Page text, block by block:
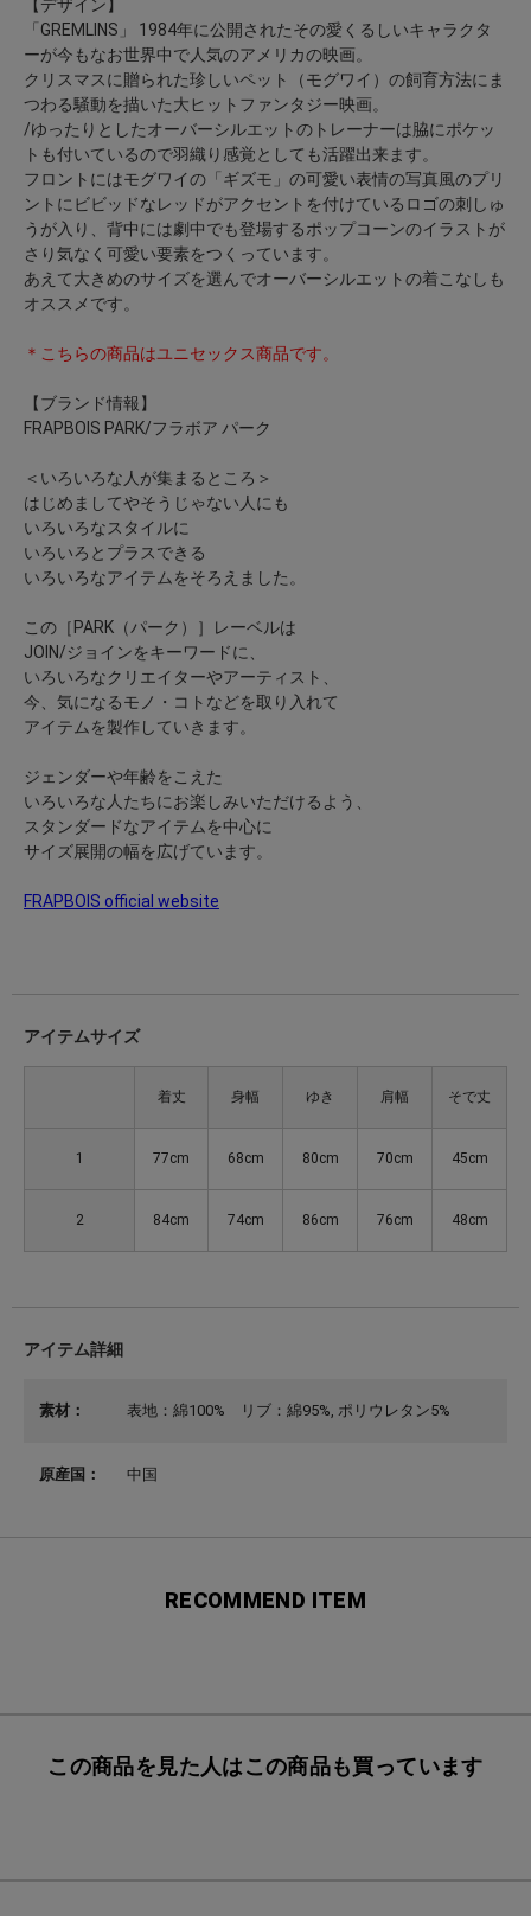
【デザイン】
「GREMLINS」 1984年に公開されたその愛くるしいキャラクタ
ーが今もなお世界中で人気のアメリカの映画。
クリスマスに贈られた珍しいペット（モグワイ）の飼育方法にま
つわる騒動を描いた大ヒットファンタジー映画。
/ゆったりとしたオーバーシルエットのトレーナーは脇にポケッ
トも付いているので羽織り感覚としても活躍出来ます。
フロントにはモグワイの「ギズモ」の可愛い表情の写真風のプリ
ントにビビッドなレッドがアクセントを付けているロゴの刺しゅ
うが入り、背中には劇中でも登場するポップコーンのイラストが
さり気なく可愛い要素をつくっています。
あえて大きめのサイズを選んでオーバーシルエットの着こなしも
オススメです。
＊こちらの商品はユニセックス商品です。
【ブランド情報】
FRAPBOIS PARK/フラボア パーク
＜いろいろな人が集まるところ＞
はじめましてやそうじゃない人にも
いろいろなスタイルに
いろいろとプラスできる
いろいろなアイテムをそろえました。
この［PARK（パーク）］レーベルは
JOIN/ジョインをキーワードに、
いろいろなクリエイターやアーティスト、
今、気になるモノ・コトなどを取り入れて
アイテムを製作していきます。
ジェンダーや年齢をこえた
いろいろな人たちにお楽しみいただけるよう、
スタンダードなアイテムを中心に
サイズ展開の幅を広げています。
FRAPBOIS official website
アイテムサイズ
着丈 身幅 ゆき 肩幅 そで丈
1 77cm 68cm 80cm 70cm 45cm
2 84cm 74cm 86cm 76cm 48cm
アイテム詳細
素材： 表地：綿100% リブ：綿95%, ポリウレタン5%
原産国： 中国
RECOMMEND ITEM
この商品を見た人はこの商品も買っています